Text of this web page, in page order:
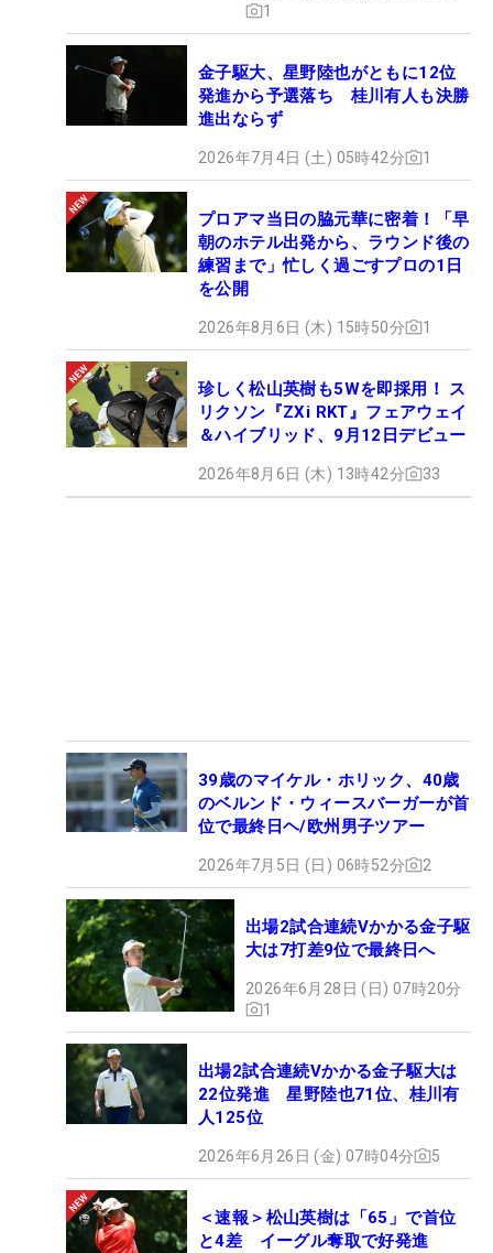
1
金子駆大、星野陸也がともに12位
発進から予選落ち 桂川有人も決勝
進出ならず
2026年7月4日 (土) 05時42分 1
プロアマ当日の脇元華に密着！「早
朝のホテル出発から、ラウンド後の
練習まで」忙しく過ごすプロの1日
を公開
2026年8月6日 (木) 15時50分 1
珍しく松山英樹も5Wを即採用！ ス
リクソン『ZXi RKT』フェアウェイ
＆ハイブリッド、9月12日デビュー
2026年8月6日 (木) 13時42分 33
39歳のマイケル・ホリック、40歳
のベルンド・ウィースバーガーが首
位で最終日ヘ/欧州男子ツアー
2026年7月5日 (日) 06時52分 2
出場2試合連続Vかかる金子駆
大は7打差9位で最終日へ
2026年6月28日 (日) 07時20分
1
出場2試合連続Vかかる金子駆大は
22位発進 星野陸也71位、桂川有
人125位
2026年6月26日 (金) 07時04分 5
＜速報＞松山英樹は「65」で首位
と4差 イーグル奪取で好発進